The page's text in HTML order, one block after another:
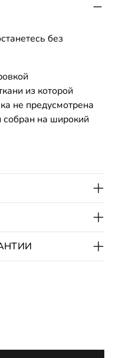
без
из которой
не предусмотрена
собран на широкий